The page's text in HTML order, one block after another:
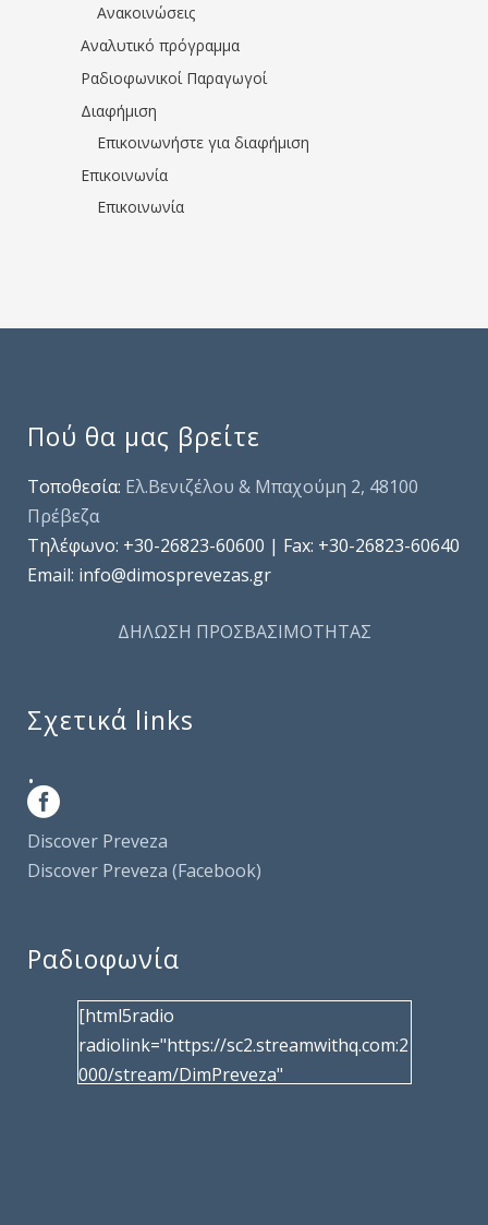
Ανακοινώσεις
Αναλυτικό πρόγραμμα
Ραδιοφωνικοί Παραγωγοί
Διαφήμιση
Επικοινωνήστε για διαφήμιση
Επικοινωνία
Επικοινωνία
Πού θα μας βρείτε
Τοποθεσία: Ελ.Βενιζέλου & Μπαχούμη 2, 48100
Πρέβεζα
Τηλέφωνo: +30-26823-60600 | Fax: +30-26823-60640
Email: info@dimosprevezas.gr
ΔΗΛΩΣΗ ΠΡΟΣΒΑΣΙΜΟΤΗΤΑΣ
Σχετικά links
.
Discover Preveza
Discover Preveza (Facebook)
Ραδιοφωνία
[html5radio
radiolink="https://sc2.streamwithq.com:2
000/stream/DimPreveza"